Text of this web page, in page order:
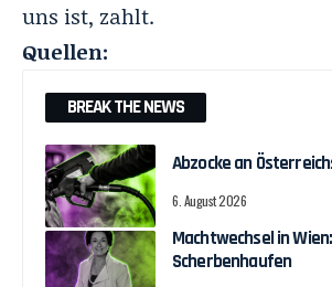
uns ist, zahlt.
Quellen:
BREAK THE NEWS
Abzocke an
6. August 2026
Machtwechsel in Wien:
Scherbenhaufen